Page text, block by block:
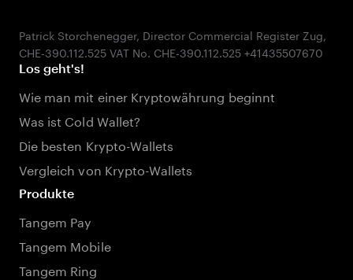
Patrick Storchenegger, Director Commercial Register Zug,
Los geht's!
Wie man mit einer Kryptowährung beginnt
Was ist Cold Wallet?
Die besten Krypto-Wallets
Vergleich von Krypto-Wallets
Produkte
Tangem Pay
Tangem Mobile
Tangem Ring